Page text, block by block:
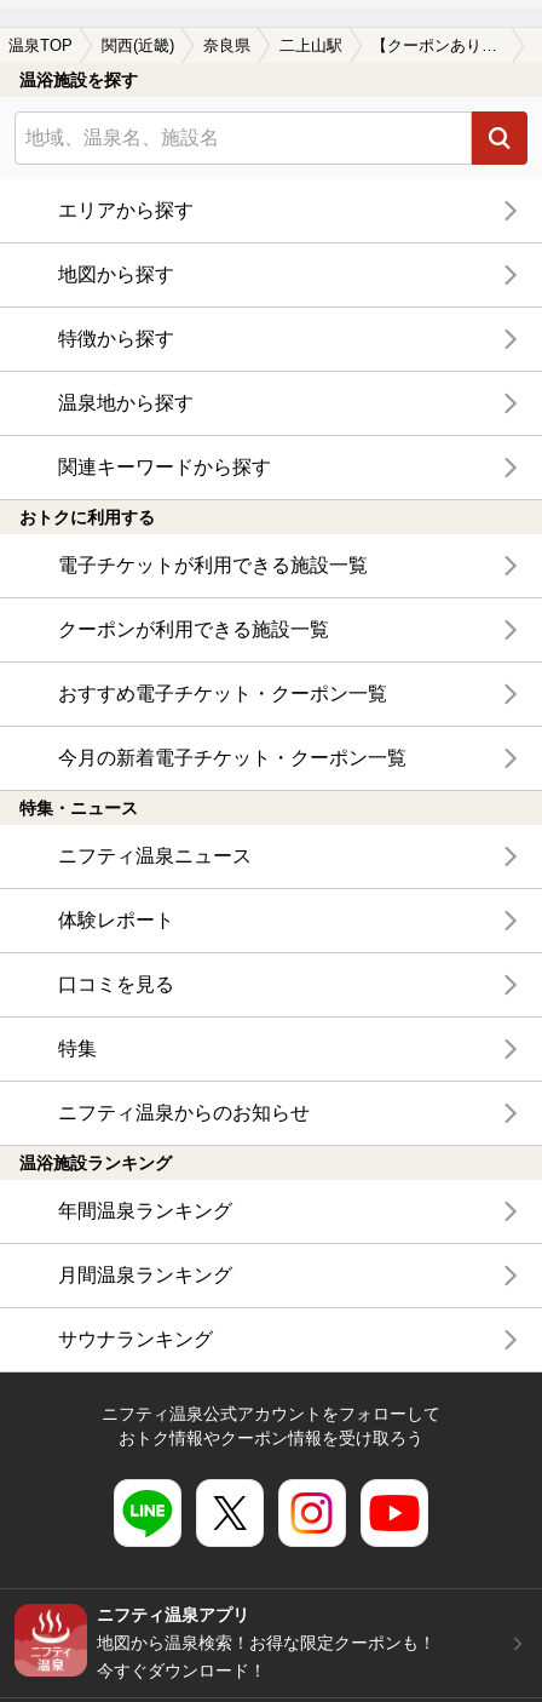
温泉TOP 関西(近畿) 奈良県 二上山駅 【クーポンあり】女子旅・女子会におすすめの二上山駅近くの温泉、日帰り温泉、スーパー銭湯おすすめ
温浴施設を探す
エリアから探す
地図から探す
特徴から探す
温泉地から探す
関連キーワードから探す
おトクに利用する
電子チケットが利用できる施設一覧
クーポンが利用できる施設一覧
おすすめ電子チケット・クーポン一覧
今月の新着電子チケット・クーポン一覧
特集・ニュース
ニフティ温泉ニュース
体験レポート
口コミを見る
特集
ニフティ温泉からのお知らせ
温浴施設ランキング
年間温泉ランキング
月間温泉ランキング
サウナランキング
ニフティ温泉公式アカウントをフォローして
おトク情報やクーポン情報を受け取ろう
ニフティ温泉アプリ
地図から温泉検索！お得な限定クーポンも！
今すぐダウンロード！